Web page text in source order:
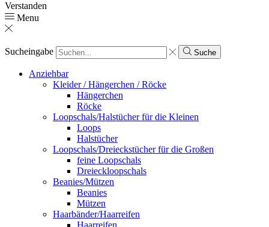
Verstanden
Menu
Sucheingabe Suche
Anziehbar
Kleider / Hängerchen / Röcke
Hängerchen
Röcke
Loopschals/Halstücher für die Kleinen
Loops
Halstücher
Loopschals/Dreieckstücher für die Großen
feine Loopschals
Dreieckloopschals
Beanies/Mützen
Beanies
Mützen
Haarbänder/Haarreifen
Haarreifen